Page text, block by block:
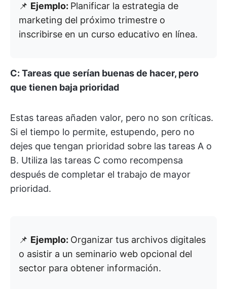
📌 Ejemplo: Planificar la estrategia de
marketing del próximo trimestre o
inscribirse en un curso educativo en línea.
C: Tareas que serían buenas de hacer, pero
que tienen baja prioridad
Estas tareas añaden valor, pero no son críticas.
Si el tiempo lo permite, estupendo, pero no
dejes que tengan prioridad sobre las tareas A o
B. Utiliza las tareas C como recompensa
después de completar el trabajo de mayor
prioridad.
📌 Ejemplo: Organizar tus archivos digitales
o asistir a un seminario web opcional del
sector para obtener información.